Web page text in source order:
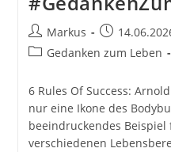
Beitrags-
Autor:
Markus
Beitrag
veröffentlicht:
Beitrags-
Gedanken zum Leben
6 Rules Of Success:
nur eine Ikone des
beeindruckendes
verschiedenen